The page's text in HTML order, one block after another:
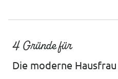
4 Gründe für
Die moderne Hausfrau